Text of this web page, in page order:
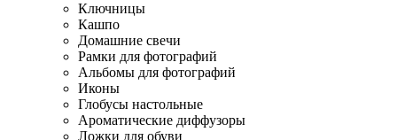
Ключницы
Кашпо
Домашние свечи
Рамки для фотографий
Альбомы для фотографий
Иконы
Глобусы настольные
Ароматические диффузоры
Ложки для обуви